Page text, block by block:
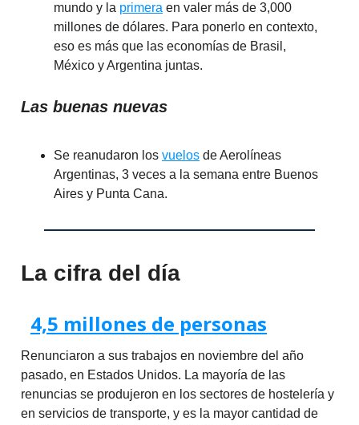
mundo y la primera en valer más de 3,000
millones de dólares. Para ponerlo en contexto,
eso es más que las economías de Brasil,
México y Argentina juntas.
Las buenas nuevas
Se reanudaron los vuelos de Aerolíneas
Argentinas, 3 veces a la semana entre Buenos
Aires y Punta Cana.
La cifra del día
4,5 millones de personas
Renunciaron a sus trabajos en noviembre del año
pasado, en Estados Unidos. La mayoría de las
renuncias se produjeron en los sectores de hostelería y
en servicios de transporte, y es la mayor cantidad de